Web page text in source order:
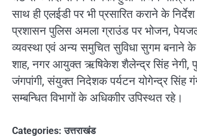
साथ ही एलईडी पर भी प्रसारित कराने के
प्रशासन पुलिस अमला ग्राउंड पर भोजन,
व्यवस्था एवं अन्य समुचित सुविधा सुगम बनाने के
शाह, नगर आयुक्त ऋषिकेश शैलेन्द्र सिंह नेगी,
जंगपांगी, संयुक्त निदेशक पर्यटन योगेन्द्र सिंह
सम्बन्धित विभागों के अधिकाीर उपिस्थत रहे।
Categories:उत्तराखंड